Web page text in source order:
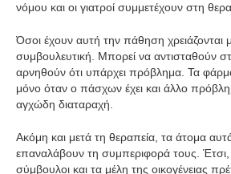
νόμου και οι γιατροί συμμετέχουν στη
Όσοι έχουν αυτή την πάθηση χρειάζονται
συμβουλευτική. Μπορεί να αντισταθούν
αρνηθούν ότι υπάρχει πρόβλημα. Τα
μόνο όταν ο πάσχων έχει και άλλο
αγχώδη διαταραχή.
Ακόμη και μετά τη θεραπεία, τα άτομα
επαναλάβουν τη συμπεριφορά τους. Έτσι,
σύμβουλοι και τα μέλη της οικογένειας